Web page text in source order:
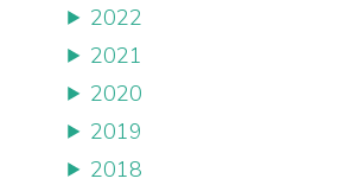
2022
2021
2020
2019
2018